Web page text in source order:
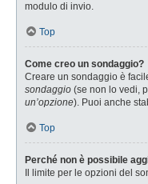
modulo di invio.
Top
Come creo un sondaggio?
Creare un sondaggio è
sondaggio (se non lo vedi,
un’opzione). Puoi anche
Top
Perché non è possibile
Il limite per le opzioni del